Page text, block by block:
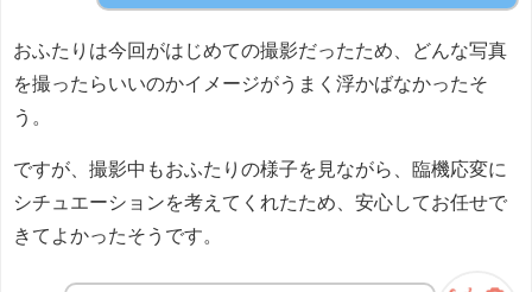
おふたりは今回がはじめての撮影だったため、どんな写真
を撮ったらいいのかイメージがうまく浮かばなかったそ
う。
ですが、撮影中もおふたりの様子を見ながら、臨機応変に
シチュエーションを考えてくれたため、安心してお任せで
きてよかったそうです。